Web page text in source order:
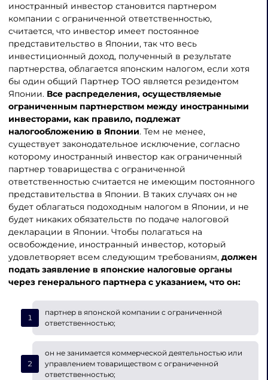
иностранный инвестор становится партнером
компании с ограниченной ответственностью,
считается, что инвестор имеет постоянное
представительство в Японии, так что весь
инвестиционный доход, полученный в результате
партнерства, облагается японским налогом, если хотя
бы один общий Партнер ТОО является резидентом
Японии. Все распределения, осуществляемые
ограниченным партнерством между иностранными
инвесторами, как правило, подлежат
налогообложению в Японии. Тем не менее,
существует законодательное исключение, согласно
которому иностранный инвестор как ограниченный
партнер товарищества с ограниченной
ответственностью считается не имеющим постоянного
представительства в Японии. В таких случаях он не
будет облагаться подоходным налогом в Японии, и не
будет никаких обязательств по подаче налоговой
декларации в Японии. Чтобы полагаться на
освобождение, иностранный инвестор, который
удовлетворяет всем следующим требованиям, должен
подать заявление в японские налоговые органы
через генерального партнера с указанием, что он:
партнер в японской компании с ограниченной
ответственностью;
он не занимается коммерческой деятельностью или
управлением товариществом с ограниченной
ответственностью;